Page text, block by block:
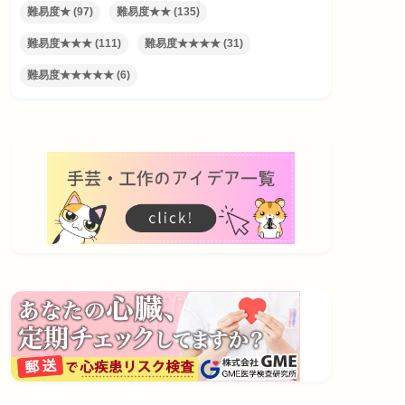
難易度★ (97) 難易度★★ (135)
難易度★★★ (111) 難易度★★★★ (31)
難易度★★★★★ (6)